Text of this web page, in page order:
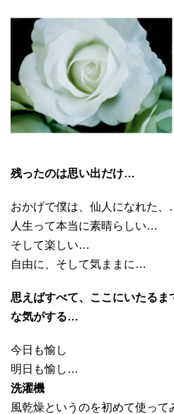
残ったのは思い出だけ…
おかげで僕は、仙人になれた
人生って本当に素晴らしい…
そして楽しい…
自由に、そして気ままに…
思えばすべて、ここにいたる
な気がする…
今日も愉し
明日も愉し…
洗濯機
風乾燥というのを初めて使って